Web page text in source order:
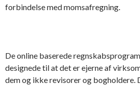
forbindelse med momsafregning.
De online baserede
designede til at det er ejerne af
dem og ikke revisorer og bogholdere.